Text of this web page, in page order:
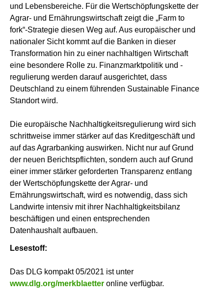
und Lebensbereiche. Für die Wertschöpfungskette der
Agrar- und Ernährungswirtschaft zeigt die „Farm to
fork“-Strategie diesen Weg auf. Aus europäischer und
nationaler Sicht kommt auf die Banken in dieser
Transformation hin zu einer nachhaltigen Wirtschaft
eine besondere Rolle zu. Finanzmarktpolitik und -
regulierung werden darauf ausgerichtet, dass
Deutschland zu einem führenden Sustainable Finance
Standort wird.
Die europäische Nachhaltigkeitsregulierung wird sich
schrittweise immer stärker auf das Kreditgeschäft und
auf das Agrarbanking auswirken. Nicht nur auf Grund
der neuen Berichtspflichten, sondern auch auf Grund
einer immer stärker geforderten Transparenz entlang
der Wertschöpfungskette der Agrar- und
Ernährungswirtschaft, wird es notwendig, dass sich
Landwirte intensiv mit ihrer Nachhaltigkeitsbilanz
beschäftigen und einen entsprechenden
Datenhaushalt aufbauen.
Lesestoff:
Das DLG kompakt 05/2021 ist unter
www.dlg.org/merkblaetter online verfügbar.